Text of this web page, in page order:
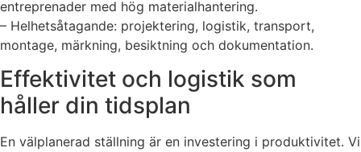
entreprenader med hög materialhantering.
– Helhetsåtagande: projektering, logistik, transport,
montage, märkning, besiktning och dokumentation.
Effektivitet och logistik som
håller din tidsplan
En välplanerad ställning är en investering i produktivitet. Vi